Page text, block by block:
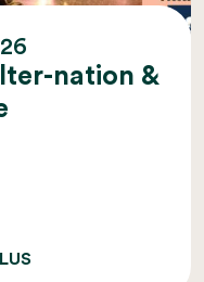
nation &